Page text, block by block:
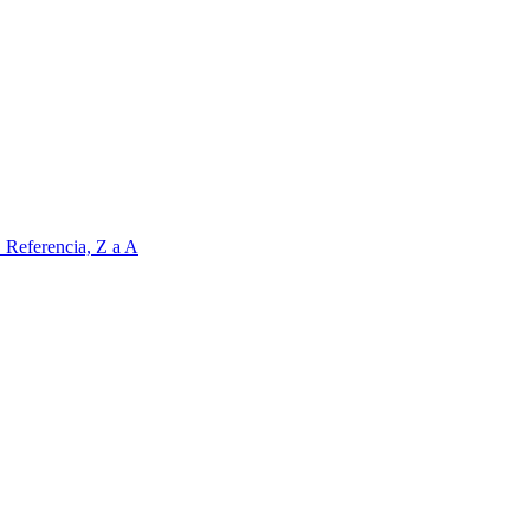
Referencia, Z a A